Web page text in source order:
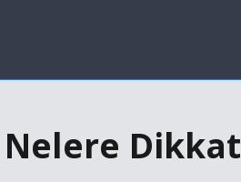
Nelere Dikkat